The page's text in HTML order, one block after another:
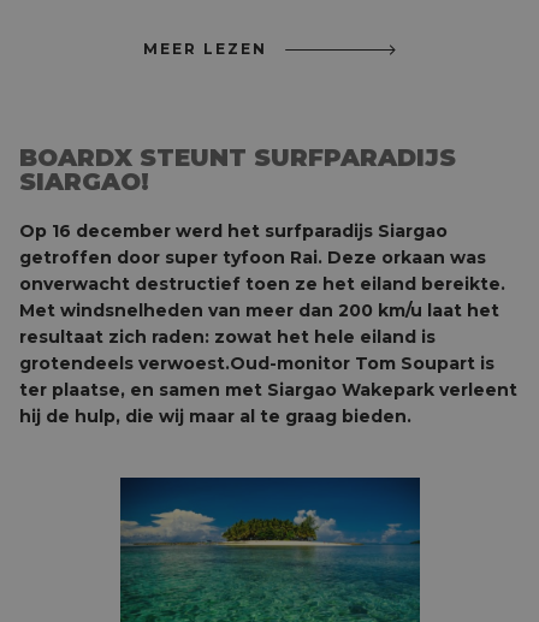
MEER LEZEN
BOARDX STEUNT SURFPARADIJS
SIARGAO!
Op 16 december werd het surfparadijs Siargao
getroffen door super tyfoon Rai. Deze orkaan was
onverwacht destructief toen ze het eiland bereikte.
Met windsnelheden van meer dan 200 km/u laat het
resultaat zich raden: zowat het hele eiland is
grotendeels verwoest.Oud-monitor Tom Soupart is
ter plaatse, en samen met Siargao Wakepark verleent
hij de hulp, die wij maar al te graag bieden.